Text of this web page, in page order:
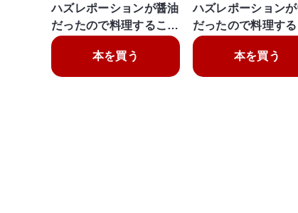
ハズレポーションが醤油
だったので料理するこ…
本を買う
ハズレポーション
だったので料理す
本を買う